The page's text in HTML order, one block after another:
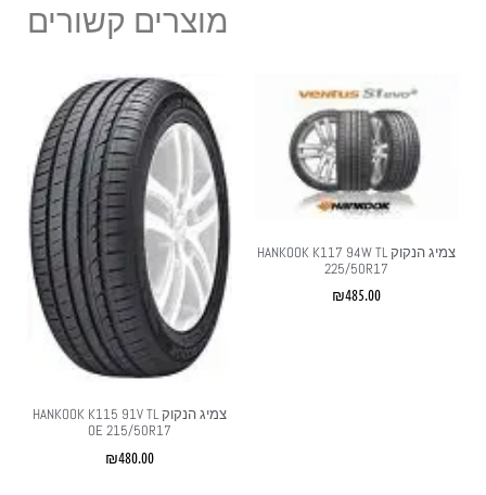
מוצרים קשורים
צמיג הנקוק HANKOOK K117 94W TL
225/50R17
₪485.00
צמיג הנקוק HANKOOK K115 91V TL
OE 215/50R17
₪480.00